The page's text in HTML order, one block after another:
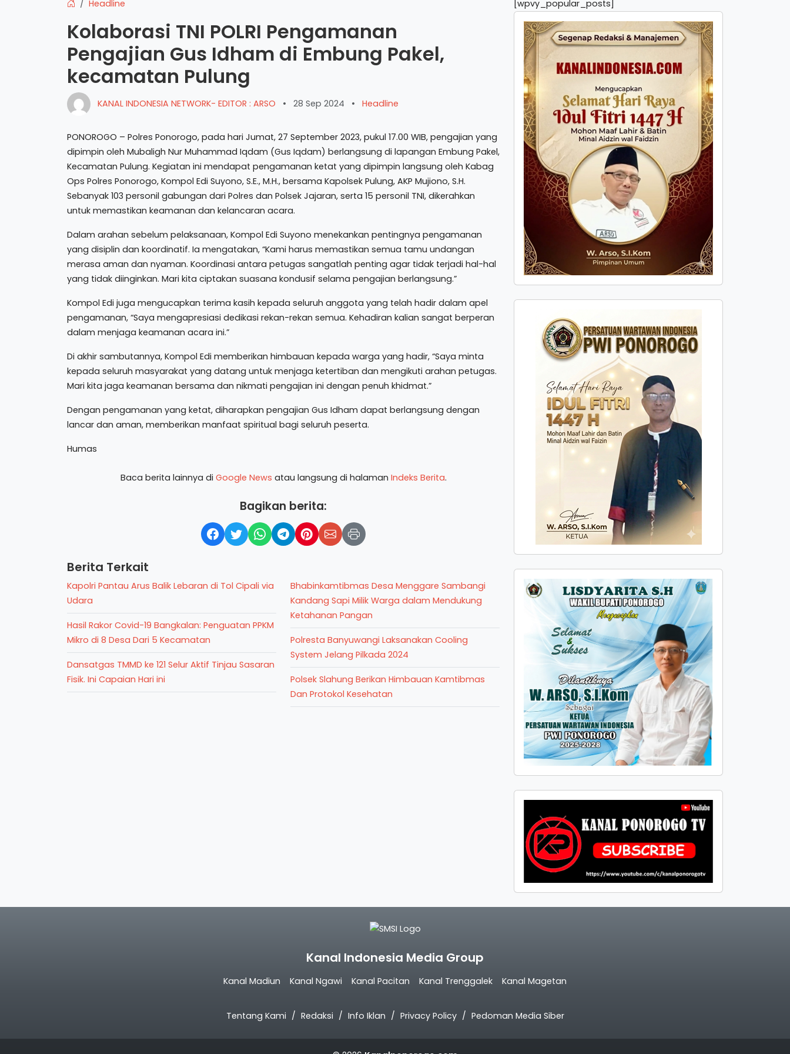
Headline
Kolaborasi TNI POLRI Pengamanan
Pengajian Gus Idham di Embung Pakel,
kecamatan Pulung
KANAL INDONESIA NETWORK- EDITOR : ARSO • 28 Sep 2024 • Headline
PONOROGO – Polres Ponorogo, pada hari Jumat, 27 September 2023, pukul 17.00 WIB, pengajian yang
dipimpin oleh Mubaligh Nur Muhammad Iqdam (Gus Iqdam) berlangsung di lapangan Embung Pakel,
Kecamatan Pulung. Kegiatan ini mendapat pengamanan ketat yang dipimpin langsung oleh Kabag
Ops Polres Ponorogo, Kompol Edi Suyono, S.E., M.H., bersama Kapolsek Pulung, AKP Mujiono, S.H.
Sebanyak 103 personil gabungan dari Polres dan Polsek Jajaran, serta 15 personil TNI, dikerahkan
untuk memastikan keamanan dan kelancaran acara.
Dalam arahan sebelum pelaksanaan, Kompol Edi Suyono menekankan pentingnya pengamanan
yang disiplin dan koordinatif. Ia mengatakan, “Kami harus memastikan semua tamu undangan
merasa aman dan nyaman. Koordinasi antara petugas sangatlah penting agar tidak terjadi hal-hal
yang tidak diinginkan. Mari kita ciptakan suasana kondusif selama pengajian berlangsung.”
Kompol Edi juga mengucapkan terima kasih kepada seluruh anggota yang telah hadir dalam apel
pengamanan, “Saya mengapresiasi dedikasi rekan-rekan semua. Kehadiran kalian sangat berperan
dalam menjaga keamanan acara ini.”
Di akhir sambutannya, Kompol Edi memberikan himbauan kepada warga yang hadir, “Saya minta
kepada seluruh masyarakat yang datang untuk menjaga ketertiban dan mengikuti arahan petugas.
Mari kita jaga keamanan bersama dan nikmati pengajian ini dengan penuh khidmat.”
Dengan pengamanan yang ketat, diharapkan pengajian Gus Idham dapat berlangsung dengan
lancar dan aman, memberikan manfaat spiritual bagi seluruh peserta.
Humas
Baca berita lainnya di Google News atau langsung di halaman Indeks Berita.
Bagikan berita:
Berita Terkait
Kapolri Pantau Arus Balik Lebaran di Tol Cipali via
Udara
Hasil Rakor Covid-19 Bangkalan: Penguatan PPKM
Mikro di 8 Desa Dari 5 Kecamatan
Dansatgas TMMD ke 121 Selur Aktif Tinjau Sasaran
Fisik. Ini Capaian Hari ini
Bhabinkamtibmas Desa Menggare Sambangi
Kandang Sapi Milik Warga dalam Mendukung
Ketahanan Pangan
Polresta Banyuwangi Laksanakan Cooling
System Jelang Pilkada 2024
Polsek Slahung Berikan Himbauan Kamtibmas
Dan Protokol Kesehatan
[wpvy_popular_posts]
Kanal Indonesia Media Group
Kanal Madiun Kanal Ngawi Kanal Pacitan Kanal Trenggalek Kanal Magetan
Tentang Kami Redaksi Info Iklan Privacy Policy Pedoman Media Siber